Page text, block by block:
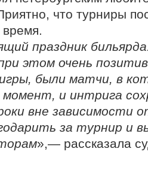
что турниры
время.
праздник
этом очень
были матчи, в
и интрига
вне зависимости
за турнир и
»,— рассказала